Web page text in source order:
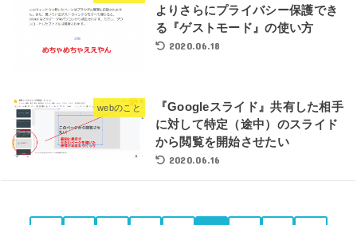
よりさらにプライバシー保護でき
る『ゲストモード』の使い方
2020.06.18
webのこと
『Googleスライド』共有した相手
に対して特定（途中）のスライド
から閲覧を開始させたい
2020.06.16